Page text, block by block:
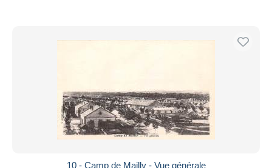
10 - Camp de Mailly - Vue générale